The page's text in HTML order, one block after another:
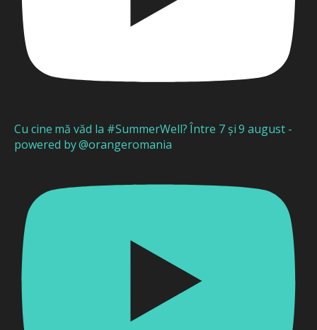
Cu cine mă văd la #SummerWell? Între 7 și 9 august -
powered by @orangeromania